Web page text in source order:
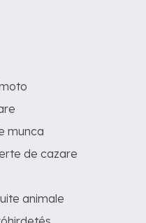
munca
de cazare
animale